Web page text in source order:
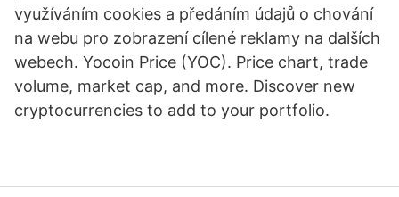
využíváním cookies a předáním údajů o chování
na webu pro zobrazení cílené reklamy na dalších
webech. Yocoin Price (YOC). Price chart, trade
volume, market cap, and more. Discover new
cryptocurrencies to add to your portfolio.